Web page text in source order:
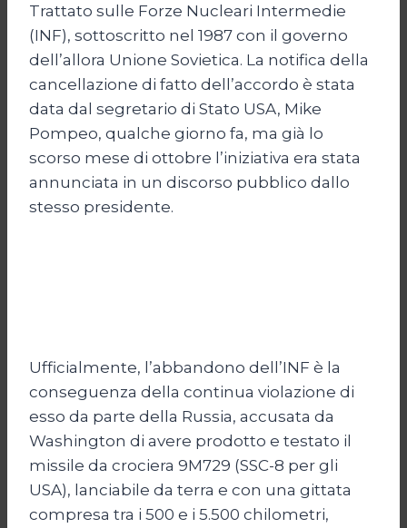
Trattato sulle Forze Nucleari Intermedie
(INF), sottoscritto nel 1987 con il governo
dell’allora Unione Sovietica. La notifica della
cancellazione di fatto dell’accordo è stata
data dal segretario di Stato USA, Mike
Pompeo, qualche giorno fa, ma già lo
scorso mese di ottobre l’iniziativa era stata
annunciata in un discorso pubblico dallo
stesso presidente.
Ufficialmente, l’abbandono dell’INF è la
conseguenza della continua violazione di
esso da parte della Russia, accusata da
Washington di avere prodotto e testato il
missile da crociera 9M729 (SSC-8 per gli
USA), lanciabile da terra e con una gittata
compresa tra i 500 e i 5.500 chilometri,